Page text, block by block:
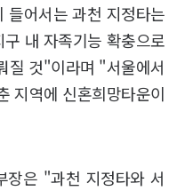
들어서는 과천 지정타는
내 자족기능 확충으로
질 것"이라며 "서울에서
지역에 신혼희망타운이
장은 "과천 지정타와 서